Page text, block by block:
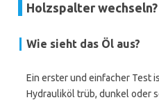
Holzspalter wechseln?
Wie sieht das Öl aus?
Ein erster und einfacher Test
Hydrauliköl trüb, dunkel oder